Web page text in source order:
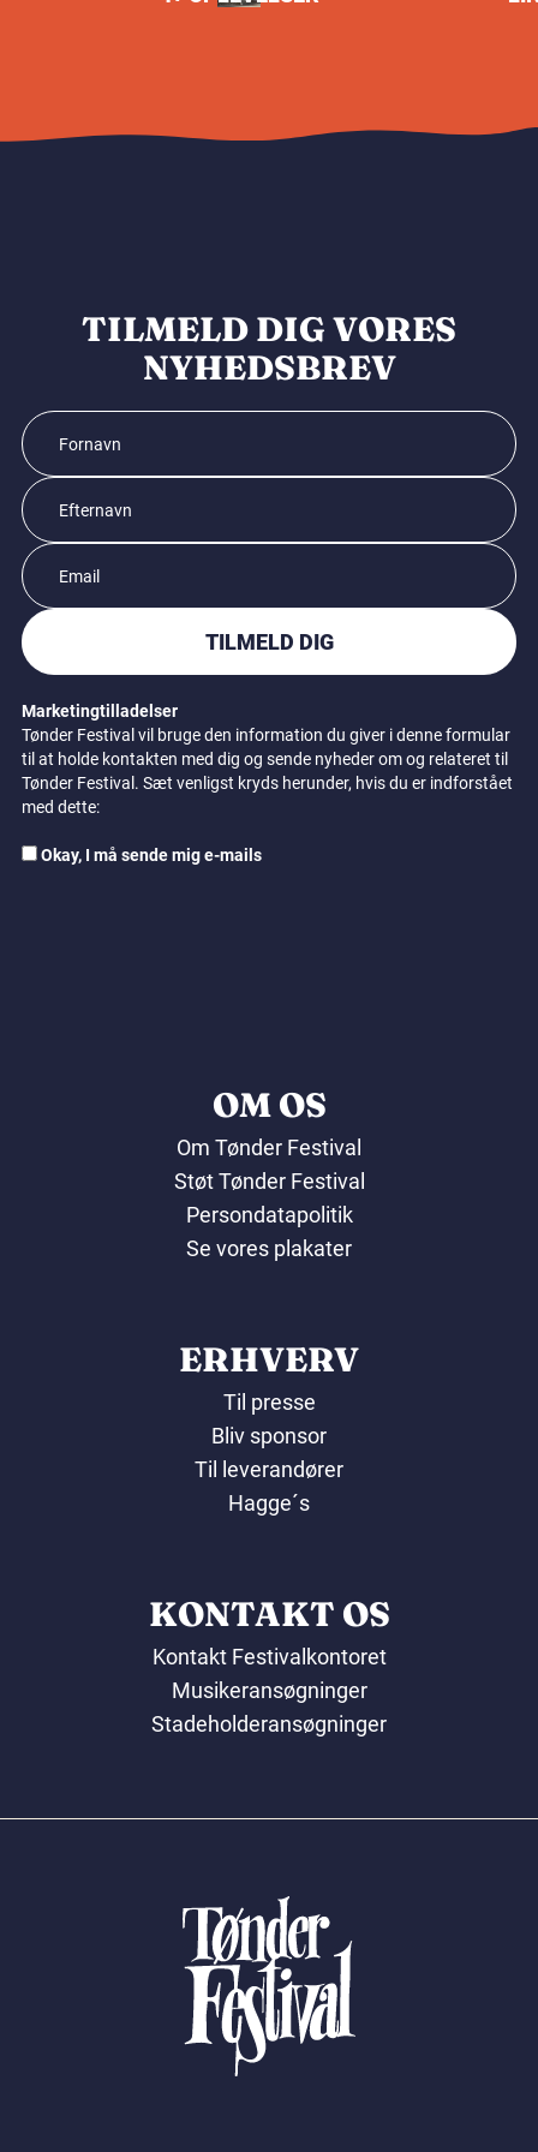
TILMELD DIG VORES
NYHEDSBREV
TILMELD DIG
Marketingtilladelser
Tønder Festival vil bruge den information du giver i denne formular
til at holde kontakten med dig og sende nyheder om og relateret til
Tønder Festival. Sæt venligst kryds herunder, hvis du er indforstået
med dette:
Okay, I må sende mig e-mails
OM OS
Om Tønder Festival
Støt Tønder Festival
Persondatapolitik
Se vores plakater
ERHVERV
Til presse
Bliv sponsor
Til leverandører
Hagge´s
KONTAKT OS
Kontakt Festivalkontoret
Musikeransøgninger
Stadeholderansøgninger